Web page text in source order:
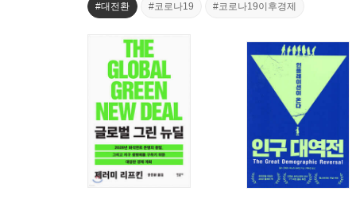
#대전환 #코로나19 #코로나19이후경제